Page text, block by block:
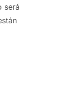
será